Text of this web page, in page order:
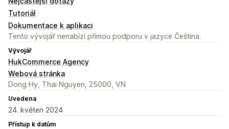
Tutoriál
Dokumentace k aplikaci
Tento vývojář nenabízí přímou podporu v jazyce Čeština.
Vývojář
HukCommerce Agency
Webová stránka
Dong Hy, Thai Nguyen, 25000, VN
Uvedena
24. květen 2024
Přístup k datům